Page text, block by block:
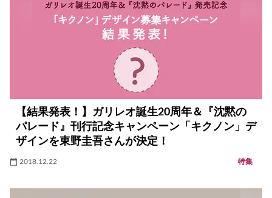
【結果発表！】ガリレオ誕生20周年＆『沈黙の
パレード』刊行記念キャンペーン「キクノン」デ
ザインを東野圭吾さんが決定！
2018.12.22 特集